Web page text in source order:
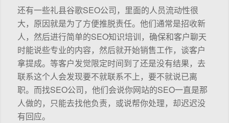
还有一些礼县谷歌SEO公司，里面的人员流动性很
大，原因就是为了方便推脱责任。他们通常是招收新
人，然后进行简单的SEO知识培训，确保和客户聊天
时能说些专业的内容，然后就开始销售工作，谈客户
拿提成。等客户发觉限定时间到了还是没有结果，去
联系这个人会发现要不就联系不上，要不就说已离
职。而找SEO公司，他们会说你网站的SEO一直是那
人做的，只能去找他负责，或说帮你处理，却迟迟没
有回应。